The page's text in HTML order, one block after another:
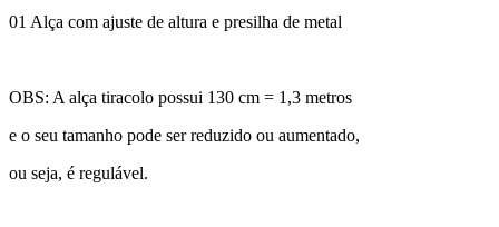
01 Alça com ajuste de altura e presilha de metal
OBS: A alça tiracolo possui 130 cm = 1,3 metros
e o seu tamanho pode ser reduzido ou aumentado,
ou seja, é regulável.